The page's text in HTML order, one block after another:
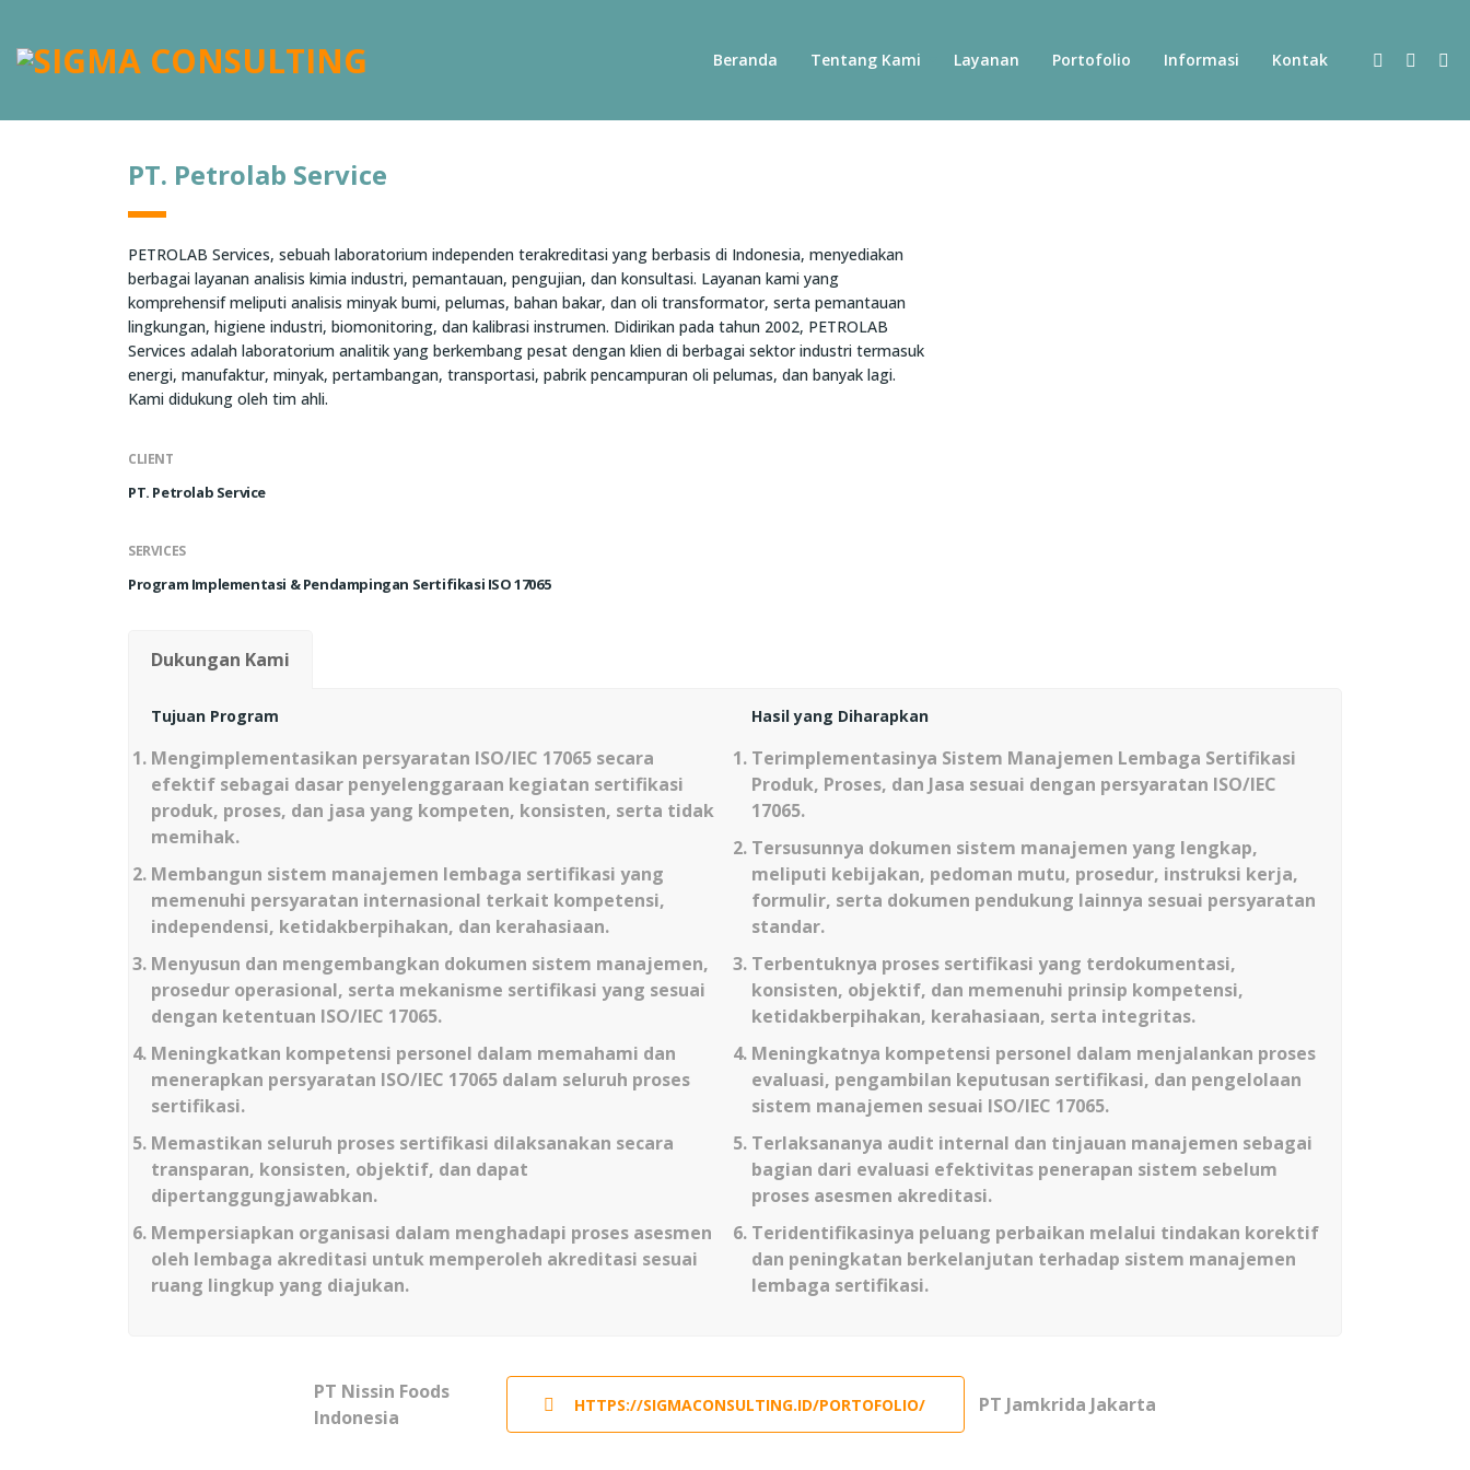
Beranda Tentang Kami Layanan Portofolio Informasi Kontak
PT. Petrolab Service
PETROLAB Services, sebuah laboratorium independen terakreditasi yang berbasis di Indonesia, menyediakan
berbagai layanan analisis kimia industri, pemantauan, pengujian, dan konsultasi. Layanan kami yang
komprehensif meliputi analisis minyak bumi, pelumas, bahan bakar, dan oli transformator, serta pemantauan
lingkungan, higiene industri, biomonitoring, dan kalibrasi instrumen. Didirikan pada tahun 2002, PETROLAB
Services adalah laboratorium analitik yang berkembang pesat dengan klien di berbagai sektor industri termasuk
energi, manufaktur, minyak, pertambangan, transportasi, pabrik pencampuran oli pelumas, dan banyak lagi.
Kami didukung oleh tim ahli.
CLIENT
PT. Petrolab Service
SERVICES
Program Implementasi & Pendampingan Sertifikasi ISO 17065
Dukungan Kami
Tujuan Program
Mengimplementasikan persyaratan ISO/IEC 17065 secara
efektif sebagai dasar penyelenggaraan kegiatan sertifikasi
produk, proses, dan jasa yang kompeten, konsisten, serta tidak
memihak.
Membangun sistem manajemen lembaga sertifikasi yang
memenuhi persyaratan internasional terkait kompetensi,
independensi, ketidakberpihakan, dan kerahasiaan.
Menyusun dan mengembangkan dokumen sistem manajemen,
prosedur operasional, serta mekanisme sertifikasi yang sesuai
dengan ketentuan ISO/IEC 17065.
Meningkatkan kompetensi personel dalam memahami dan
menerapkan persyaratan ISO/IEC 17065 dalam seluruh proses
sertifikasi.
Memastikan seluruh proses sertifikasi dilaksanakan secara
transparan, konsisten, objektif, dan dapat
dipertanggungjawabkan.
Mempersiapkan organisasi dalam menghadapi proses asesmen
oleh lembaga akreditasi untuk memperoleh akreditasi sesuai
ruang lingkup yang diajukan.
Hasil yang Diharapkan
Terimplementasinya Sistem Manajemen Lembaga Sertifikasi
Produk, Proses, dan Jasa sesuai dengan persyaratan ISO/IEC
17065.
Tersusunnya dokumen sistem manajemen yang lengkap,
meliputi kebijakan, pedoman mutu, prosedur, instruksi kerja,
formulir, serta dokumen pendukung lainnya sesuai persyaratan
standar.
Terbentuknya proses sertifikasi yang terdokumentasi,
konsisten, objektif, dan memenuhi prinsip kompetensi,
ketidakberpihakan, kerahasiaan, serta integritas.
Meningkatnya kompetensi personel dalam menjalankan proses
evaluasi, pengambilan keputusan sertifikasi, dan pengelolaan
sistem manajemen sesuai ISO/IEC 17065.
Terlaksananya audit internal dan tinjauan manajemen sebagai
bagian dari evaluasi efektivitas penerapan sistem sebelum
proses asesmen akreditasi.
Teridentifikasinya peluang perbaikan melalui tindakan korektif
dan peningkatan berkelanjutan terhadap sistem manajemen
lembaga sertifikasi.
PT Nissin Foods
Indonesia
HTTPS://SIGMACONSULTING.ID/PORTOFOLIO/ PT Jamkrida Jakarta